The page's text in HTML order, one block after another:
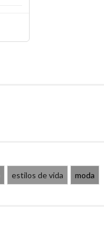
estilos de vida moda